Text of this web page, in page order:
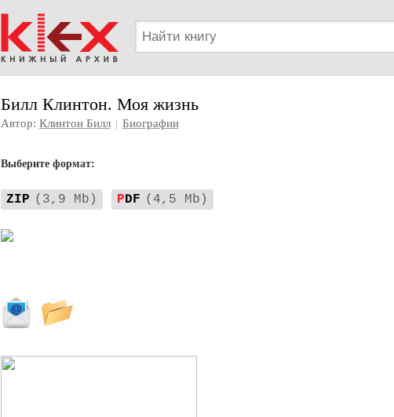
Билл Клинтон. Моя жизнь
Автор: Клинтон Билл | Биографии
Выберите формат:
ZIP (3,9 Mb) PDF (4,5 Mb)